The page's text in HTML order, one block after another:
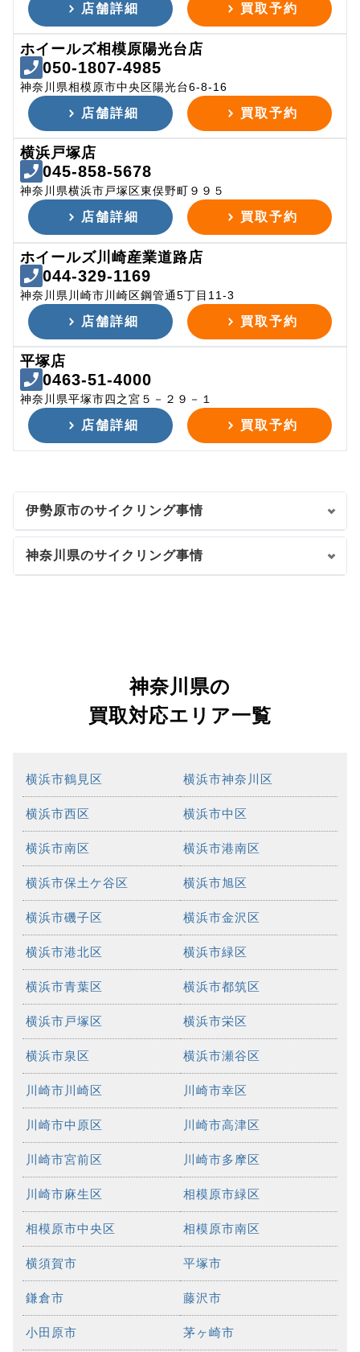
店舗詳細 買取予約
ホイールズ相模原陽光台店
050-1807-4985
神奈川県相模原市中央区陽光台6-8-16
店舗詳細 買取予約
横浜戸塚店
045-858-5678
神奈川県横浜市戸塚区東俣野町９９５
店舗詳細 買取予約
ホイールズ川崎産業道路店
044-329-1169
神奈川県川崎市川崎区鋼管通5丁目11-3
店舗詳細 買取予約
平塚店
0463-51-4000
神奈川県平塚市四之宮５－２９－１
店舗詳細 買取予約
伊勢原市のサイクリング事情
神奈川県のサイクリング事情
神奈川県の
買取対応エリア一覧
横浜市鶴見区 横浜市神奈川区
横浜市西区 横浜市中区
横浜市南区 横浜市港南区
横浜市保土ケ谷区 横浜市旭区
横浜市磯子区 横浜市金沢区
横浜市港北区 横浜市緑区
横浜市青葉区 横浜市都筑区
横浜市戸塚区 横浜市栄区
横浜市泉区 横浜市瀬谷区
川崎市川崎区 川崎市幸区
川崎市中原区 川崎市高津区
川崎市宮前区 川崎市多摩区
川崎市麻生区 相模原市緑区
相模原市中央区 相模原市南区
横須賀市 平塚市
鎌倉市 藤沢市
小田原市 茅ヶ崎市